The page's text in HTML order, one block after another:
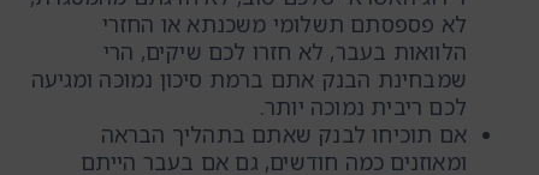
לא פספסתם תשלומי משכנתא או החזרי
הלוואות בעבר, לא חזרו לכם שיקים, הרי
שמבחינת הבנק אתם ברמת סיכון נמוכה ומגיעה
לכם ריבית נמוכה יותר.
אם תוכיחו לבנק שאתם בתהליך הבראה
ומאוזנים כמה חודשים, גם אם בעבר הייתם